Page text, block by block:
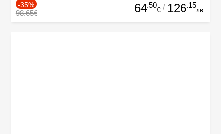
-35%
98.65€ 64.50
€ / 126.15
лв.